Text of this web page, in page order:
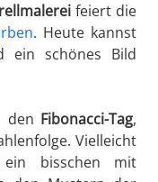
feiert die
. Heute kannst
ein schönes Bild
den Fibonacci-Tag,
Vielleicht
bisschen mit